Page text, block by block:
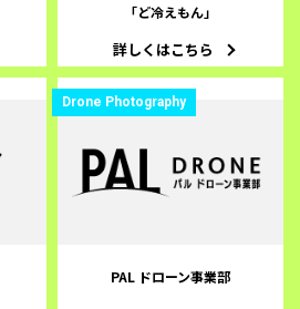
「ど冷えもん」
詳しくはこちら
Drone Photography
PAL ドローン事業部